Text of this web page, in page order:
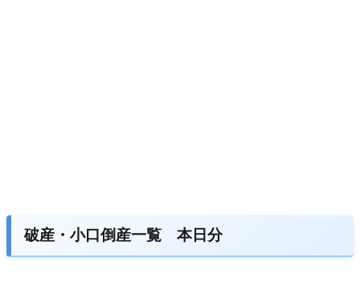
破産・小口倒産一覧 本日分